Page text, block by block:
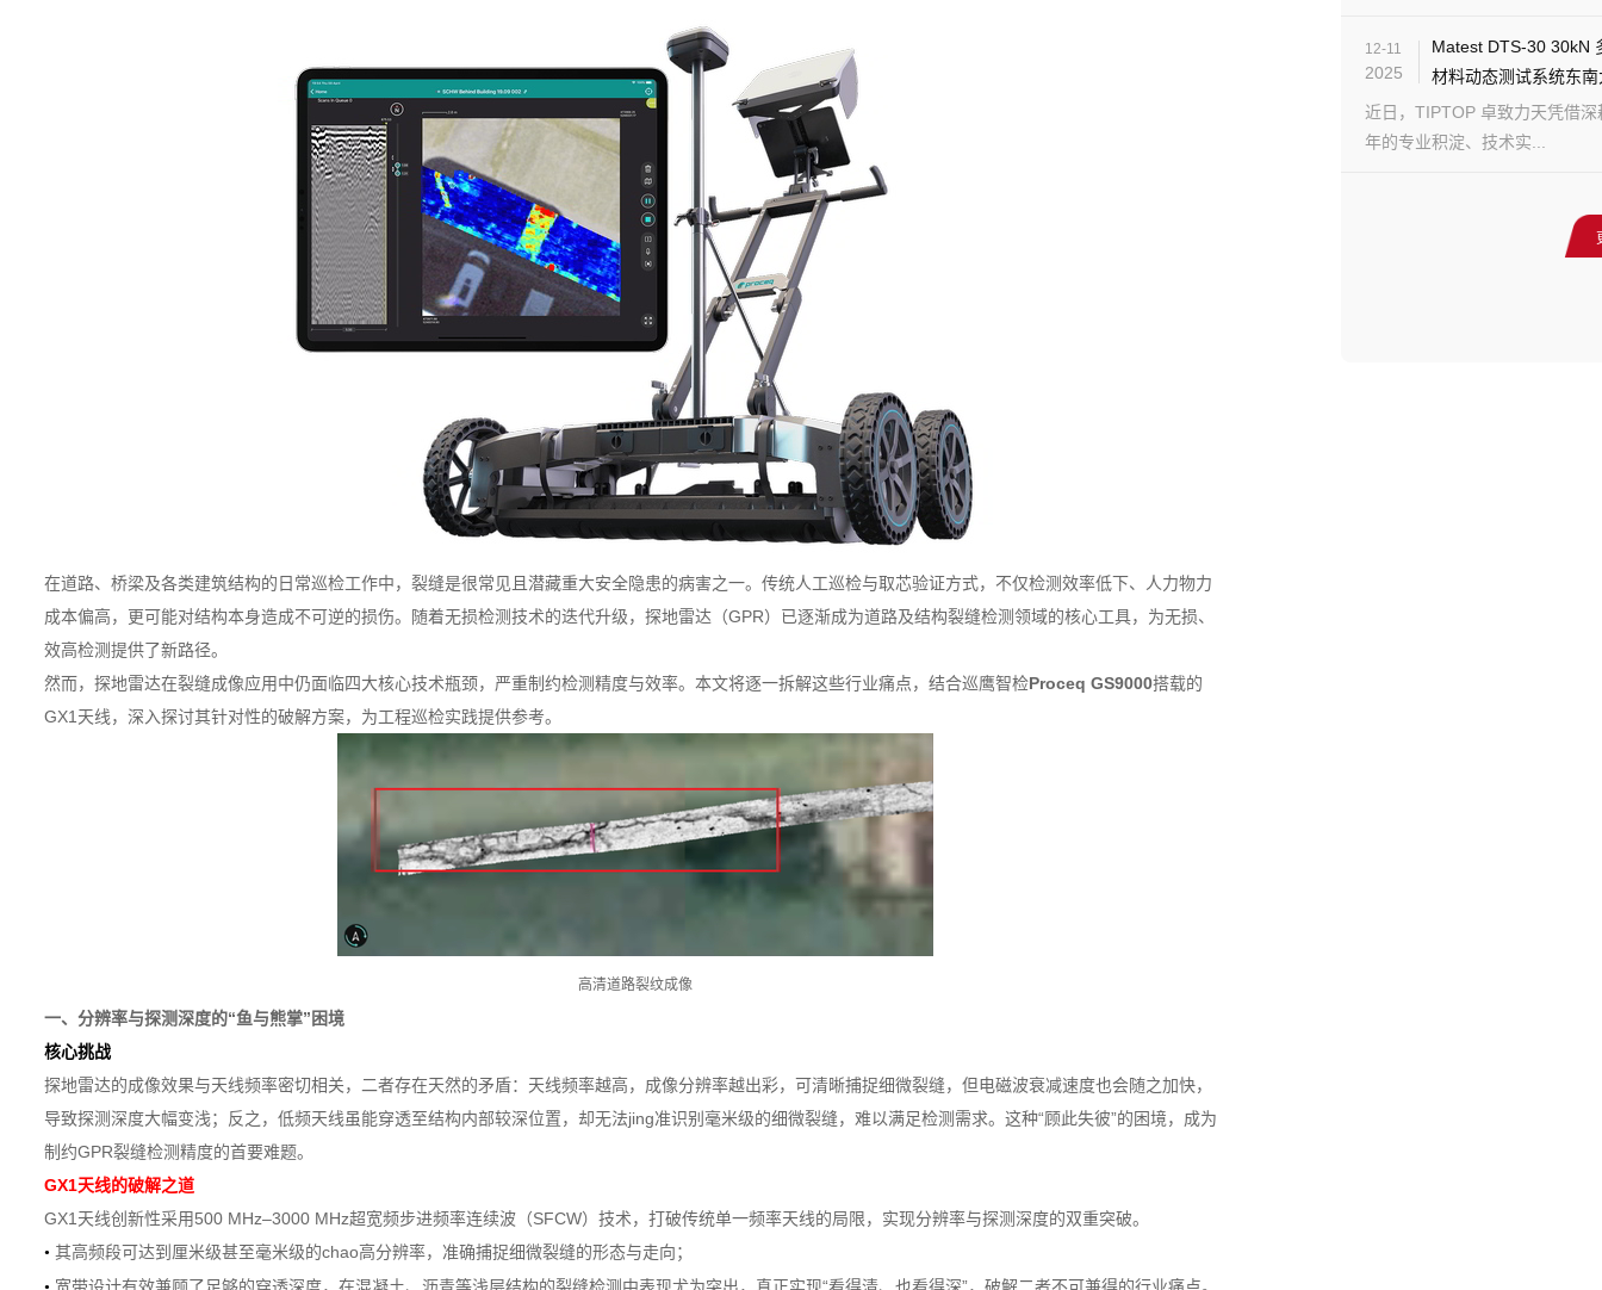
在道路、桥梁及各类建筑结构的日常巡检工作中，裂缝是很常见且潜藏重大安全隐患的病害之一。传统人工巡检与取芯验证方式，不仅检测效率低下、人力物力
成本偏高，更可能对结构本身造成不可逆的损伤。随着无损检测技术的迭代升级，探地雷达（GPR）已逐渐成为道路及结构裂缝检测领域的核心工具，为无损、
效高检测提供了新路径。
然而，探地雷达在裂缝成像应用中仍面临四大核心技术瓶颈，严重制约检测精度与效率。本文将逐一拆解这些行业痛点，结合巡鹰智检Proceq GS9000搭载的
GX1天线，深入探讨其针对性的破解方案，为工程巡检实践提供参考。
高清道路裂纹成像
一、分辨率与探测深度的“鱼与熊掌”困境
核心挑战
探地雷达的成像效果与天线频率密切相关，二者存在天然的矛盾：天线频率越高，成像分辨率越出彩，可清晰捕捉细微裂缝，但电磁波衰减速度也会随之加快，
导致探测深度大幅变浅；反之，低频天线虽能穿透至结构内部较深位置，却无法jing准识别毫米级的细微裂缝，难以满足检测需求。这种“顾此失彼”的困境，成为
制约GPR裂缝检测精度的首要难题。
GX1天线的破解之道
GX1天线创新性采用500 MHz–3000 MHz超宽频步进频率连续波（SFCW）技术，打破传统单一频率天线的局限，实现分辨率与探测深度的双重突破。
• 其高频段可达到厘米级甚至毫米级的chao高分辨率，准确捕捉细微裂缝的形态与走向；
12-11
2025
Matest DTS-30 30kN
材料动态测试系统东
近日，TIPTOP 卓致力天凭借
年的专业积淀、技术实...